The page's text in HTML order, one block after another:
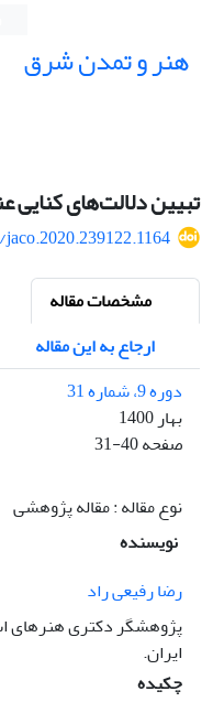
هنر و تمدن شرق
تبیین دلالت‌های
مشخصات مقاله
ارجاع به این مقاله
دوره 9، شماره 31
بهار 1400
صفحه31-40
نوع مقاله : مقاله پژوهشی
نویسنده
رضا رفیعی راد
پژوهشگر دکتری هنرهای
ایران.
چکیده